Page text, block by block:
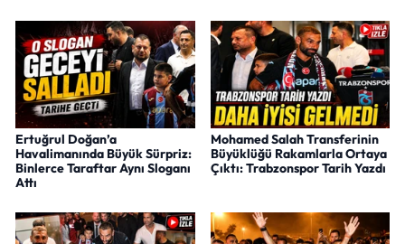
Ertuğrul Doğan’a
Havalimanında Büyük Sürpriz:
Binlerce Taraftar Aynı Sloganı
Attı
Mohamed Salah Transferinin
Büyüklüğü Rakamlarla Ortaya
Çıktı: Trabzonspor Tarih Yazdı